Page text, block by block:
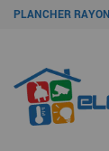
PLANCHER